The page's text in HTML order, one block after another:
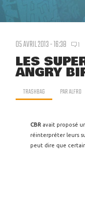
05 AVRIL 2013 - 16:38 1
LES
ANGRY
TRASHBAG PARALFRO
CBR avait proposé
réinterpréter leurs
peut dire que